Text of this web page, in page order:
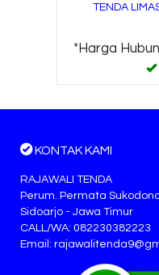
TENDA
*Harga
KONTAK KAMI
RAJAWALI TENDA
Perum. Permata
Sidoarjo - Jawa Timur
CALL/WA: 082230382223
Email: